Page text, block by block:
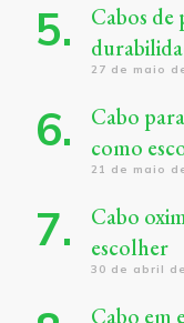
Cabos
27 de maio
Cabo
como
21 de maio
Cabo
escolher
30 de abril
Cabo em